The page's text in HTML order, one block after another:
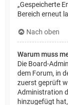
„Gespeicherte
Bereich erneut
Nach oben
Warum muss
Die Board-
dem Forum, in
zuerst geprüft
Administration
hinzugefügt